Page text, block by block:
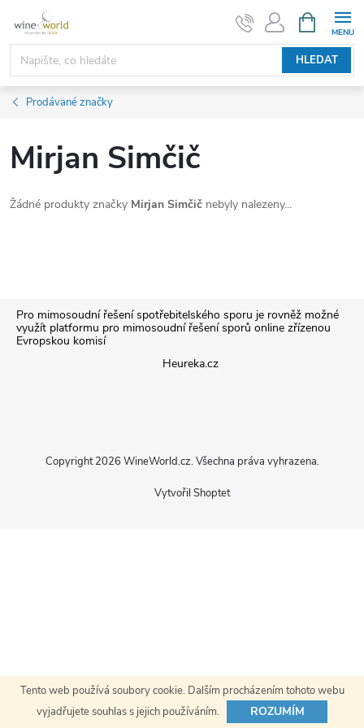
Tento web používá soubory cookie. Dalším procházením tohoto webu
vyjadřujete souhlas s jejich používáním.
ROZUMÍM
obsah
HLEDAT
NÁKUPNÍ
KOŠÍK
Prodávané značky
Mirjan Simčič
Žádné produkty značky Mirjan Simčič nebyly nalezeny...
ZPro mimosoudní řešení spotřebitelského sporu je rovněž možné
využít platformu pro mimosoudní řešení sporů online zřízenou
Evropskou komisí
Heureka.cz
Vytvořil Shoptet
Copyright 2026 WineWorld.cz. Všechna práva vyhrazena.